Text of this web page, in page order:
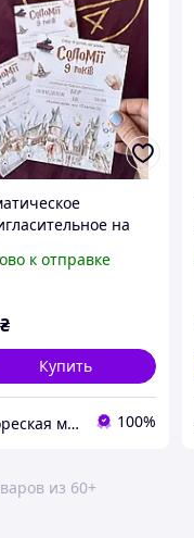
на
в стиле
к отправке
₴
Купить
Твореская мастерская "JulArts" 100%
из 60+